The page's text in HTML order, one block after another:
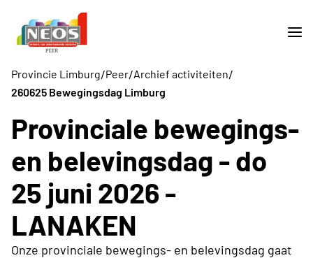
Provincie Limburg/Peer/Archief activiteiten/
260625 Bewegingsdag Limburg
Provinciale bewegings-
en belevingsdag - do
25 juni 2026 -
LANAKEN
Onze provinciale bewegings- en belevingsdag gaat